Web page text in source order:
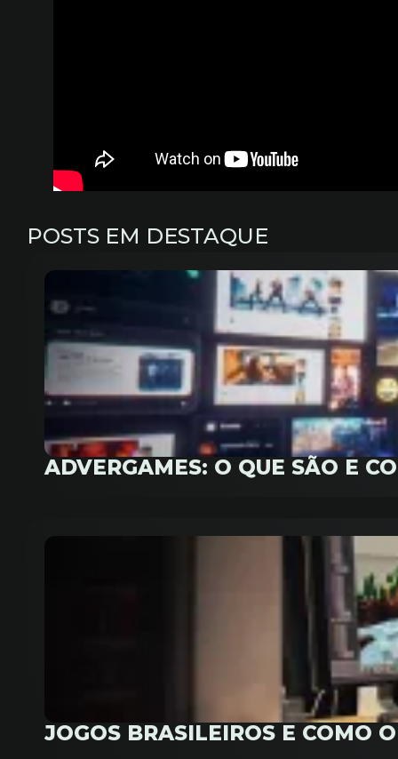
POSTS EM DESTAQUE
ADVERGAMES: O QUE SÃO E
JOGOS BRASILEIROS E COMO